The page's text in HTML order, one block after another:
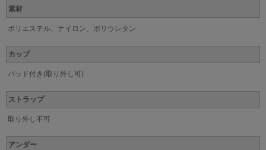
素材
ポリエステル、ナイロン、ポリウレタン
カップ
パッド付き(取り外し可)
ストラップ
取り外し不可
アンダー